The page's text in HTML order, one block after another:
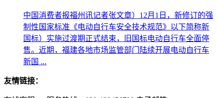
中国消费者报福州讯记者张文章）12月1日，新修订的强
制性国家标准《电动自行车安全技术规范》以下简称新
国标）实施过渡期正式结束，旧国标电动自行车全面停
售。近期，福建各地市场监管部门陆续开展电动自行车
新国 ...
友情链接：